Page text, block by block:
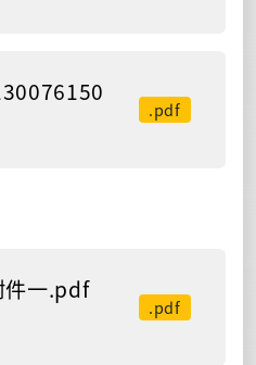
.pdf
件一.pdf
.pdf